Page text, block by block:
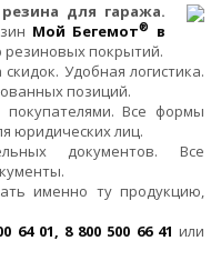
для гаража.
Мой Бегемот®
в
покрытий.
Удобная логистика.
позиций.
Все формы
юридических лиц.
документов. Все
именно ту продукцию,
64 01, 8 800 500 66 41 или